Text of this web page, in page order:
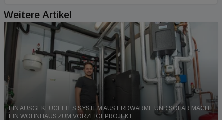
Weitere Artikel
EIN AUSGEKLÜGELTES SYSTEM AUS ERDWÄRME UND SOLAR MACHT
EIN WOHNHAUS ZUM VORZEIGEPROJEKT.